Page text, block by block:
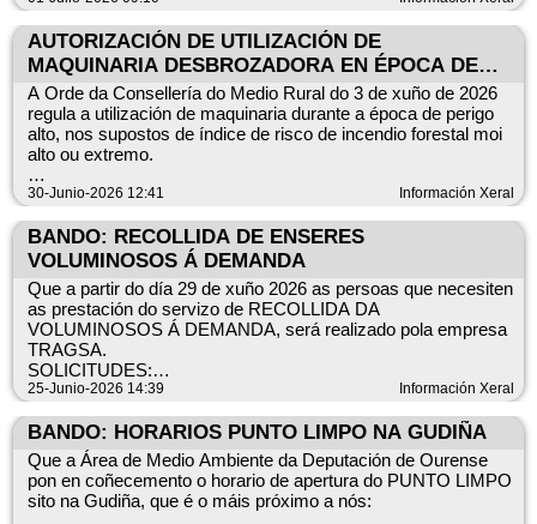
15 €.
• Bono nenos e nenas de 6 a 14 anos tempada, non
empadroados 20 €.
• Entrada maiores de 14 anos empadroados 2,5 €.
• Entrada maiores de 14 anos non empadroados 3 €.
• Entrada nenos e nenas de 6 a 14 anos 1 €.
AUTORIZACIÓN DE UTILIZACIÓN DE
MAQUINARIA DESBROZADORA EN ÉPOCA DE
PERIGO ALTO POR RISCO DE INCENDIO
FORESTAL
A Orde da Consellería do Medio Rural do 3 de xuño de 2026
regula a utilización de maquinaria durante a época de perigo
alto, nos supostos de índice de risco de incendio forestal moi
alto ou extremo.
230626-0004_gl.html
Autorización con limitacións de uso de maquinaria
1. Durante a época de perigo alto de incendio forestal, cando o
IRDI (Índice de Riesgo Diario de Incendio Forestal) acade os
niveis de moi alto ou extremo, autorízase a realización de
traballos e actividades de carácter preventivo, silvícola ou
agrícola que requiran o emprego de maquinaria agrícola ou
forestal dentro
dos terreos forestais e das súas zonas de influencia dos
concellos afectados, nos termos e coas recomendacións
establecidos no Pladiga 2026.
2. Na franxa horaria das 12.00 ás 18.00 horas, esta
30-Junio-2026 12:41 Información Xeral
BANDO: RECOLLIDA DE ENSERES
VOLUMINOSOS Á DEMANDA
Que a partir do día 29 de xuño 2026 as persoas que necesiten
as prestación do servizo de RECOLLIDA DA
VOLUMINOSOS Á DEMANDA, será realizado pola empresa
TRAGSA.
SOLICITUDES:
• Por teléfono en horario de 9,00 h. 14,00 h. ......... 988033092
• Por e-mail: recogida.enseres.ourense@tragsa.es
Indicando NOME, DNI, DIRECCIÓN, TELÉFONO E
25-Junio-2026 14:39 Información Xeral
BANDO: HORARIOS PUNTO LIMPO NA GUDIÑA
Que a Área de Medio Ambiente da Deputación de Ourense
pon en coñecemento o horario de apertura do PUNTO LIMPO
sito na Gudiña, que é o máis próximo a nós: